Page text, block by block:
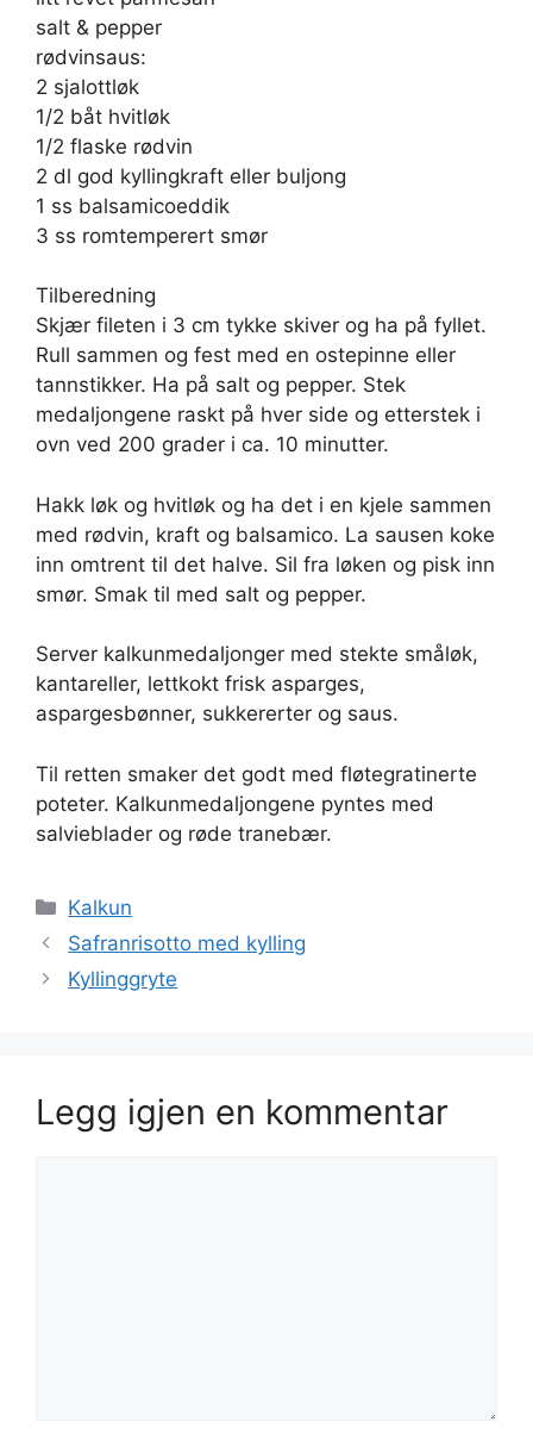
salt & pepper
rødvinsaus:
2 sjalottløk
1/2 båt hvitløk
1/2 flaske rødvin
2 dl god kyllingkraft eller buljong
1 ss balsamicoeddik
3 ss romtemperert smør
Tilberedning
Skjær fileten i 3 cm tykke skiver og ha på fyllet.
Rull sammen og fest med en ostepinne eller
tannstikker. Ha på salt og pepper. Stek
medaljongene raskt på hver side og etterstek i
ovn ved 200 grader i ca. 10 minutter.
Hakk løk og hvitløk og ha det i en kjele sammen
med rødvin, kraft og balsamico. La sausen koke
inn omtrent til det halve. Sil fra løken og pisk inn
smør. Smak til med salt og pepper.
Server kalkunmedaljonger med stekte småløk,
kantareller, lettkokt frisk asparges,
aspargesbønner, sukkererter og saus.
Til retten smaker det godt med fløtegratinerte
poteter. Kalkunmedaljongene pyntes med
salvieblader og røde tranebær.
Kategorier
Kalkun
Safranrisotto med kylling
Kyllinggryte
Legg igjen en kommentar